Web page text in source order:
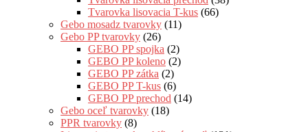
Tvarovka lisovacia T-kus (66)
Gebo mosadz tvarovky (11)
Gebo PP tvarovky (26)
GEBO PP spojka (2)
GEBO PP koleno (2)
GEBO PP zátka (2)
GEBO PP T-kus (6)
GEBO PP prechod (14)
Gebo oceľ tvarovky (18)
PPR tvarovky (8)